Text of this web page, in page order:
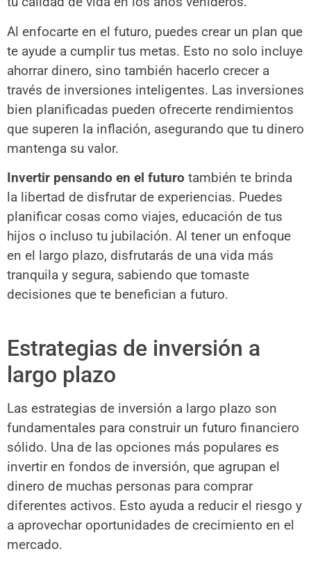
Al enfocarte en el futuro, puedes crear un plan que
te ayude a cumplir tus metas. Esto no solo incluye
ahorrar dinero, sino también hacerlo crecer a
través de inversiones inteligentes. Las inversiones
bien planificadas pueden ofrecerte rendimientos
que superen la inflación, asegurando que tu dinero
mantenga su valor.
Invertir pensando en el futuro también te brinda
la libertad de disfrutar de experiencias. Puedes
planificar cosas como viajes, educación de tus
hijos o incluso tu jubilación. Al tener un enfoque
en el largo plazo, disfrutarás de una vida más
tranquila y segura, sabiendo que tomaste
decisiones que te benefician a futuro.
Estrategias de inversión a
largo plazo
Las estrategias de inversión a largo plazo son
fundamentales para construir un futuro financiero
sólido. Una de las opciones más populares es
invertir en fondos de inversión, que agrupan el
dinero de muchas personas para comprar
diferentes activos. Esto ayuda a reducir el riesgo y
a aprovechar oportunidades de crecimiento en el
mercado.